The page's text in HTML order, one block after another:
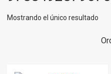
Mostrando el único resultado